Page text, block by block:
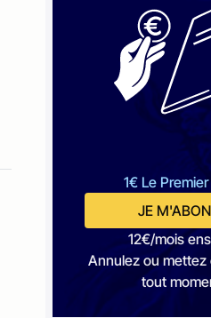
1€ Le
JE
12€/mois
Annulez ou mettez
tout